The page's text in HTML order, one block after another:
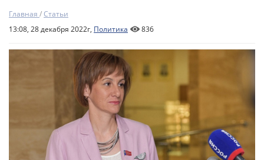
Главная /Статьи
13:08, 28 декабря 2022г, Политика 836